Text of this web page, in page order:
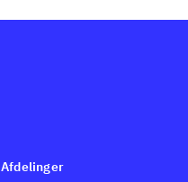
Afdelinger